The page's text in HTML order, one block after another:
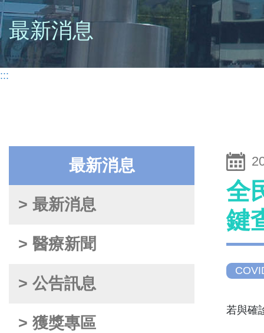
最新消息
:::
最新消息
> 最新消息
> 醫療新聞
> 公告訊息
> 獲獎專區
全
鍵
若與確